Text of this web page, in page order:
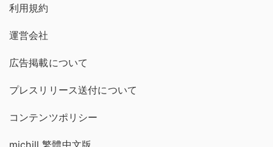
利用規約
運営会社
広告掲載について
プレスリリース送付について
コンテンツポリシー
michill 繁體中文版